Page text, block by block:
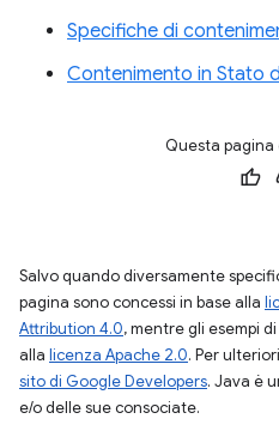
Specifiche di
Contenimento in Stato
Questa pagina
Salvo quando diversamente
pagina sono concessi in base alla
Attribution 4.0, mentre gli esempi
alla licenza Apache 2.0. Per
sito di Google Developers. Java è
e/o delle sue consociate.